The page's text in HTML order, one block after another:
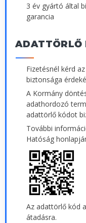
3 év gyártó által
garancia
ADATTÖRLŐ
Fizetésnél kérd
biztonsága
A Kormány
adathordozó
adattörlő kódot
További
Hatóság
Az adattörlő kód
átadásra.